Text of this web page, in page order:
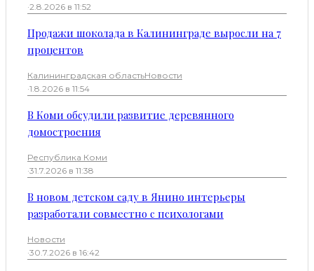
·2.8.2026 в 11:52
Продажи шоколада в Калининграде выросли на 7
процентов
Калининградская областьНовости
·1.8.2026 в 11:54
В Коми обсудили развитие деревянного
домостроения
Республика Коми
·31.7.2026 в 11:38
В новом детском саду в Янино интерьеры
разработали совместно с психологами
Новости
·30.7.2026 в 16:42